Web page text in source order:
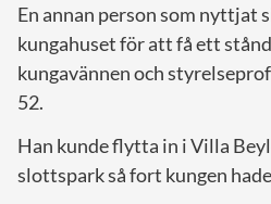
En annan person som nyttjat
kungahuset för att få ett
kungavännen och
52.
Han kunde flytta in i Villa
slottspark så fort kungen